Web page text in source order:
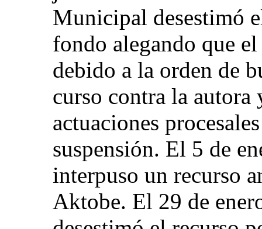
Municipal desestimó
fondo alegando que
debido a la orden de
curso contra la autora
actuaciones
suspensión. El 5 de
interpuso un recurso
Aktobe. El 29 de